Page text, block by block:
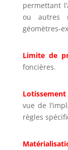
permettant
ou autres
géomètres-
Limite de
foncières.
Lotissement
vue de
règles